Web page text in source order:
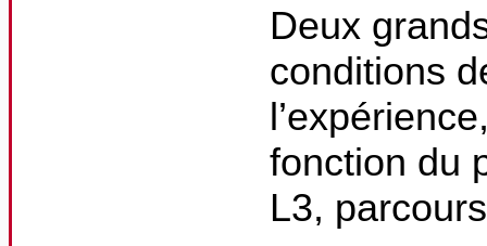
Deux
conditions
fonction du
L3,